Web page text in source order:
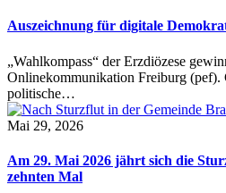
Auszeichnung für digitale
„Wahlkompass“ der Erzdiözese
Onlinekommunikation Freiburg
politische…
Mai 29, 2026
Am 29. Mai 2026 jährt sich die
zehnten Mal